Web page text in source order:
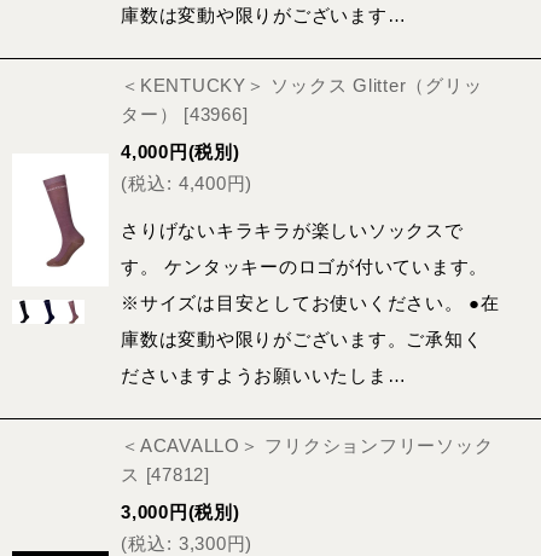
庫数は変動や限りがございます…
＜KENTUCKY＞ ソックス Glitter（グリッ
ター）
[43966]
4,000 円(税別)
(税込: 4,400円)
さりげないキラキラが楽しいソックスで
す。 ケンタッキーのロゴが付いています。
※サイズは目安としてお使いください。 ●在
庫数は変動や限りがございます。ご承知く
ださいますようお願いいたしま…
＜ACAVALLO＞ フリクションフリーソック
ス [47812]
3,000 円(税別)
(税込: 3,300円)